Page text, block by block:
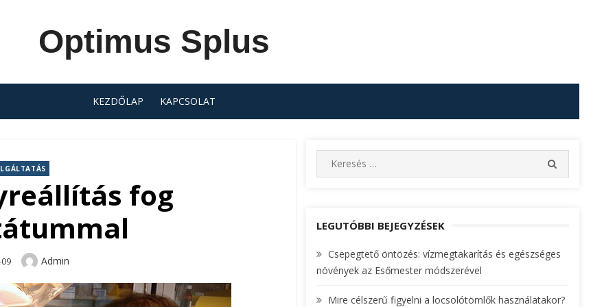
Optimus Splus
KEZDŐLAP KAPCSOLAT
fog
Author
Admin
e
c
f
o
E
LEGUTÓBBI BEJEGYZÉSEK
Csepegtető öntözés: vízmegtakarítás és egészséges
növények az Esőmester módszerével
Mire célszerű figyelni a locsolótömlők használatakor?